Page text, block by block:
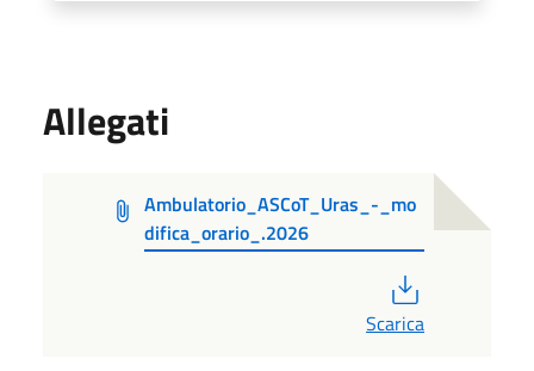
Allegati
Ambulatorio_ASCoT_Uras_-_mo
difica_orario_.2026
Scarica